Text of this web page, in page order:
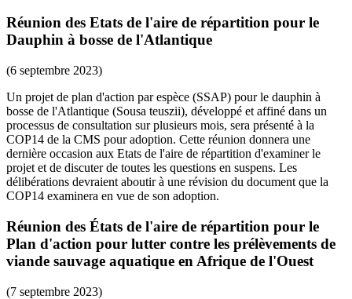
Réunion des Etats de l'aire de répartition pour le
Dauphin à bosse de l'Atlantique
(6 septembre 2023)
Un projet de plan d'action par espèce (SSAP) pour le dauphin à
bosse de l'Atlantique (Sousa teuszii), développé et affiné dans un
processus de consultation sur plusieurs mois, sera présenté à la
COP14 de la CMS pour adoption. Cette réunion donnera une
dernière occasion aux Etats de l'aire de répartition d'examiner le
projet et de discuter de toutes les questions en suspens. Les
délibérations devraient aboutir à une révision du document que la
COP14 examinera en vue de son adoption.
Réunion des États de l'aire de répartition pour le
Plan d'action pour lutter contre les prélèvements de
viande sauvage aquatique en Afrique de l'Ouest
(7 septembre 2023)